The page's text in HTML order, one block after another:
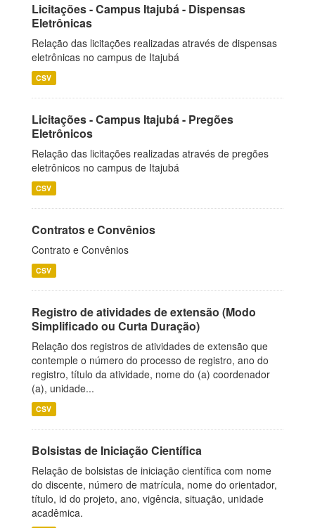
Licitações - Campus Itajubá - Dispensas
Eletrônicas
Relação das licitações realizadas através de dispensas
eletrônicas no campus de Itajubá
CSV
Licitações - Campus Itajubá - Pregões
Eletrônicos
Relação das licitações realizadas através de pregões
eletrônicos no campus de Itajubá
CSV
Contratos e Convênios
Contrato e Convênios
CSV
Registro de atividades de extensão (Modo
Simplificado ou Curta Duração)
Relação dos registros de atividades de extensão que
contemple o número do processo de registro, ano do
registro, título da atividade, nome do (a) coordenador
(a), unidade...
CSV
Bolsistas de Iniciação Científica
Relação de bolsistas de iniciação científica com nome
do discente, número de matrícula, nome do orientador,
título, id do projeto, ano, vigência, situação, unidade
acadêmica.